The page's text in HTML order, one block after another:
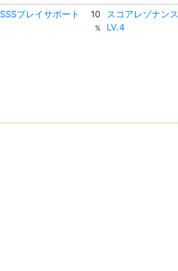
SSSプレイサポート 10
%
スコアレゾナンス
LV.4